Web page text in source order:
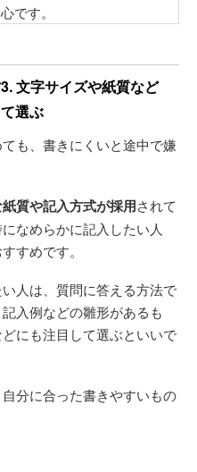
です。
文字サイズや紙質など
選ぶ
も、書きにくいと途中で嫌
質や記入方式が採用されて
なめらかに記入したい人
すめです。
人は、質問に答える方法で
入例などの雛形があるも
にも注目して選ぶといいで
分に合った書きやすいもの